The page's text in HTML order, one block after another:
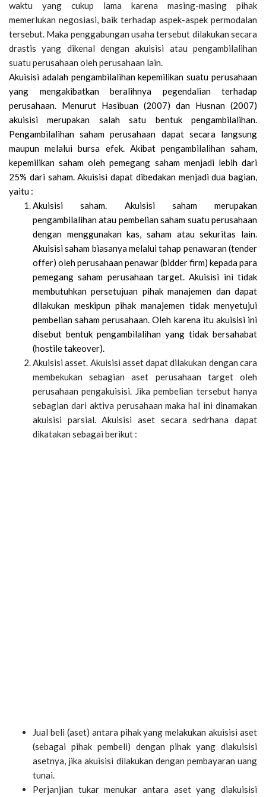
waktu yang cukup lama karena masing-masing pihak
memerlukan negosiasi, baik terhadap aspek-aspek permodalan
tersebut. Maka penggabungan usaha tersebut dilakukan secara
drastis yang dikenal dengan akuisisi atau pengambilalihan
suatu perusahaan oleh perusahaan lain.
Akuisisi adalah pengambilalihan kepemilikan suatu perusahaan
yang mengakibatkan beralihnya pegendalian terhadap
perusahaan. Menurut Hasibuan (2007) dan Husnan (2007)
akuisisi merupakan salah satu bentuk pengambilalihan.
Pengambilalihan saham perusahaan dapat secara langsung
maupun melalui bursa efek. Akibat pengambilalihan saham,
kepemilikan saham oleh pemegang saham menjadi lebih dari
25% dari saham. Akuisisi dapat dibedakan menjadi dua bagian,
yaitu :
Akuisisi saham. Akuisisi saham merupakan
pengambilalihan atau pembelian saham suatu perusahaan
dengan menggunakan kas, saham atau sekuritas lain.
Akuisisi saham biasanya melalui tahap penawaran (tender
offer) oleh perusahaan penawar (bidder firm) kepada para
pemegang saham perusahaan target. Akuisisi ini tidak
membutuhkan persetujuan pihak manajemen dan dapat
dilakukan meskipun pihak manajemen tidak menyetujui
pembelian saham perusahaan. Oleh karena itu akuisisi ini
disebut bentuk pengambilalihan yang tidak bersahabat
(hostile takeover).
Akuisisi asset. Akuisisi asset dapat dilakukan dengan cara
membekukan sebagian aset perusahaan target oleh
perusahaan pengakuisisi. Jika pembelian tersebut hanya
sebagian dari aktiva perusahaan maka hal ini dinamakan
akuisisi parsial. Akuisisi aset secara sedrhana dapat
dikatakan sebagai berikut :
Jual beli (aset) antara pihak yang melakukan akuisisi aset
(sebagai pihak pembeli) dengan pihak yang diakuisisi
asetnya, jika akuisisi dilakukan dengan pembayaran uang
tunai.
Perjanjian tukar menukar antara aset yang diakuisisi